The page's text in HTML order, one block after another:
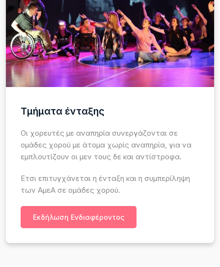
Τμήματα ένταξης
Οι χορευτές με αναπηρία συνεργάζονται σε
ομάδες χορού με άτομα χωρίς αναπηρία, για να
εμπλουτίζουν οι μεν τους δε και αντίστροφα.
Ετσι επιτυγχάνεται η ένταξη και η συμπερίληψη
των ΑμεΑ σε ομάδες χορού.
Εκδήλωση Ενδιαφέροντος